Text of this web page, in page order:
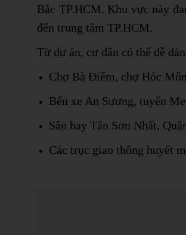
Bắc TP.HCM. Khu vực này
đến trung tâm TP.HCM.
Từ dự án, cư dân có thể dễ
Chợ Bà Điểm, chợ Hóc
Bến xe An Sương, tuyến
Sân bay Tân Sơn Nhất,
Các trục giao thông huyết